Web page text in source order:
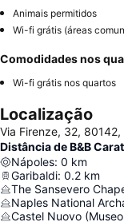
Animais permitidos
Wi-fi grátis (áreas
Comodidades nos
Wi-fi grátis nos quartos
Localização
Via Firenze, 32,
Distância de B&B
Nápoles: 0 km
Garibaldi: 0.2 km
The Sansevero
Naples National
Castel Nuovo